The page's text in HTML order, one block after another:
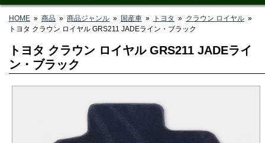
HOME » 商品 » 商品ジャンル » 国産車 » トヨタ » クラウン ロイヤル »
トヨタ クラウン ロイヤル GRS211 JADEライン・ブラック
トヨタ クラウン ロイヤル GRS211 JADEライ
ン・ブラック